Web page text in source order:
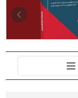
Ministério da Cidadania
Previous